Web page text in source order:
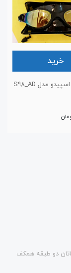
خرید
عینک شنا اسپیدو مدل S98_AD
دو طبقه همکف